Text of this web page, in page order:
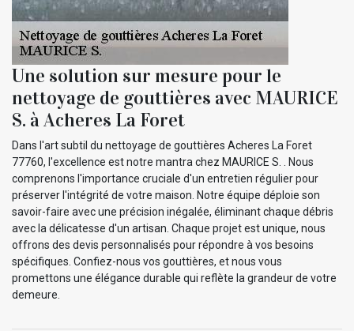
Une solution sur mesure pour le
nettoyage de gouttières avec MAURICE
S. à Acheres La Foret
Dans l'art subtil du nettoyage de gouttières Acheres La Foret
77760, l'excellence est notre mantra chez MAURICE S. . Nous
comprenons l'importance cruciale d'un entretien régulier pour
préserver l'intégrité de votre maison. Notre équipe déploie son
savoir-faire avec une précision inégalée, éliminant chaque débris
avec la délicatesse d'un artisan. Chaque projet est unique, nous
offrons des devis personnalisés pour répondre à vos besoins
spécifiques. Confiez-nous vos gouttières, et nous vous
promettons une élégance durable qui reflète la grandeur de votre
demeure.